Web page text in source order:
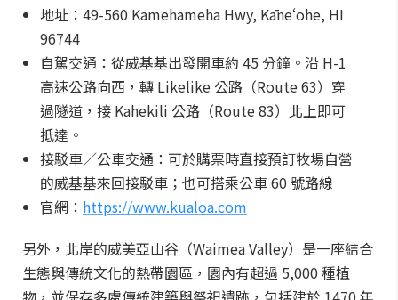
地址：49-560 Kamehameha Hwy, Kāneʻohe, HI
96744
自駕交通：從威基基出發開車約 45 分鐘。沿 H-1
高速公路向西，轉 Likelike 公路（Route 63）穿
過隧道，接 Kahekili 公路（Route 83）北上即可
抵達。
接駁車／公車交通：可於購票時直接預訂牧場自營
的威基基來回接駁車；也可搭乘公車 60 號路線
官網： https://www.kualoa.com
另外，北岸的威美亞山谷（Waimea Valley）是一座結合
生態與傳統文化的熱帶園區，園內有超過 5,000 種植